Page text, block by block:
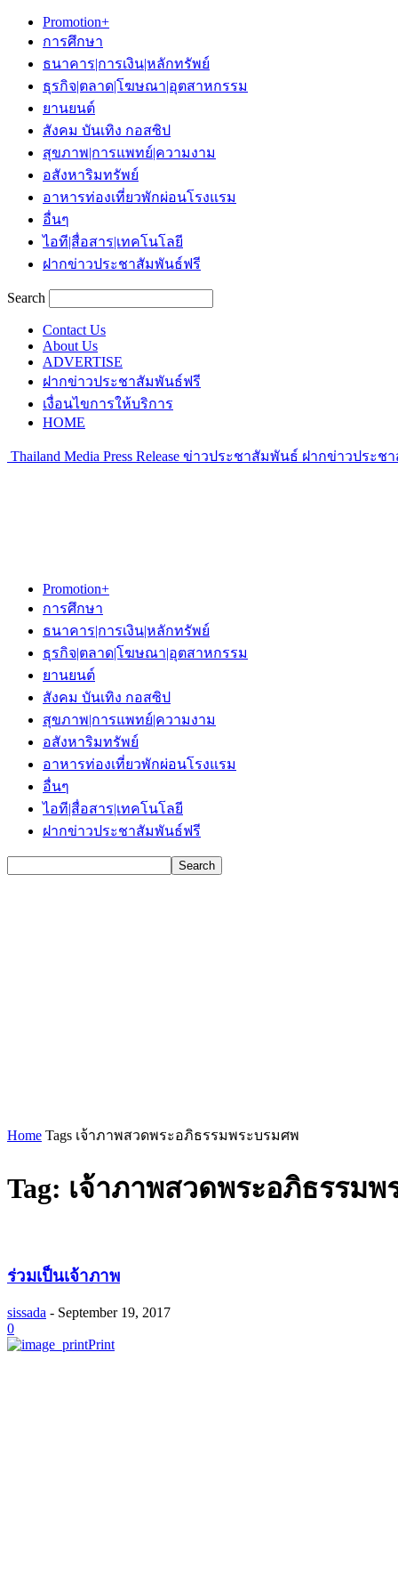
Promotion+
การศึกษา
ธนาคาร|การเงิน|หลักทรัพย์
ธุรกิจ|ตลาด|โฆษณา|อุตสาหกรรม
ยานยนต์
สังคม บันเทิง กอสซิป
สุขภาพ|การแพทย์|ความงาม
อสังหาริมทรัพย์
อาหารท่องเที่ยวพักผ่อนโรงแรม
อื่นๆ
ไอที|สื่อสาร|เทคโนโลยี
ฝากข่าวประชาสัมพันธ์ฟรี
Search
Contact Us
About Us
ADVERTISE
ฝากข่าวประชาสัมพันธ์ฟรี
เงื่อนไขการให้บริการ
HOME
Thailand Media Press Release ข่าวประชาสัมพันธ์ ฝากข่าวประ
Promotion+
การศึกษา
ธนาคาร|การเงิน|หลักทรัพย์
ธุรกิจ|ตลาด|โฆษณา|อุตสาหกรรม
ยานยนต์
สังคม บันเทิง กอสซิป
สุขภาพ|การแพทย์|ความงาม
อสังหาริมทรัพย์
อาหารท่องเที่ยวพักผ่อนโรงแรม
อื่นๆ
ไอที|สื่อสาร|เทคโนโลยี
ฝากข่าวประชาสัมพันธ์ฟรี
Home Tags เจ้าภาพสวดพระอภิธรรมพระบรมศพ
Tag: เจ้าภาพสวดพระอภิธรรมพ
ร่วมเป็นเจ้าภาพ
sissada - September 19, 2017
0
Print